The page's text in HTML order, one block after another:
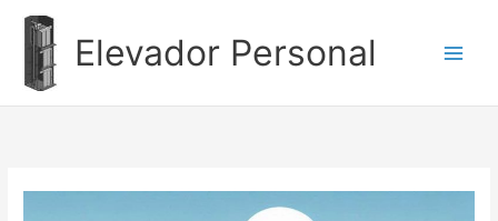
contenido
Elevador Personal